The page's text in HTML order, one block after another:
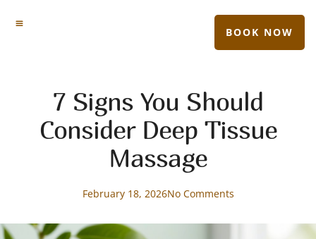
BOOK NOW
7 Signs You Should
Consider Deep Tissue
Massage
February 18, 2026No Comments